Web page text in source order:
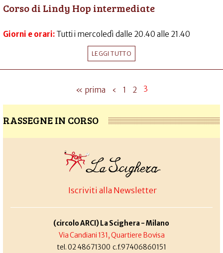
Corso di Lindy Hop intermediate
Giorni e orari: Tutti i mercoledì dalle 20.40 alle 21.40
LEGGI TUTTO
« prima ‹ 1 2 3
RASSEGNE IN CORSO
Iscriviti alla Newsletter
(circolo ARCI) La Scighera - Milano
Via Candiani 131, Quartiere Bovisa
tel. 02 48671300 c.f.97406860151